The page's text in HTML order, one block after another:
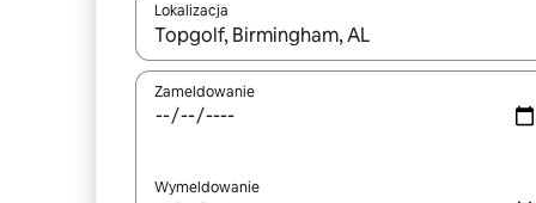
Lokalizacja
Gdy wyniki będą dostępne, możesz poruszać się
Zameldowanie
Wymeldowanie